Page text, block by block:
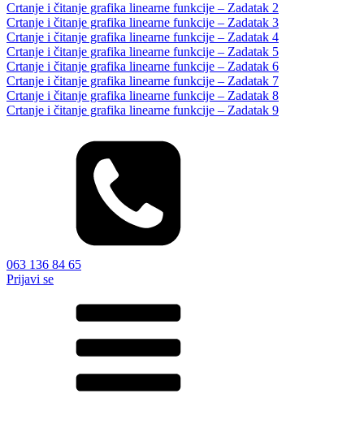
Crtanje i čitanje grafika linearne funkcije – Zadatak 2
Crtanje i čitanje grafika linearne funkcije – Zadatak 3
Crtanje i čitanje grafika linearne funkcije – Zadatak 4
Crtanje i čitanje grafika linearne funkcije – Zadatak 5
Crtanje i čitanje grafika linearne funkcije – Zadatak 6
Crtanje i čitanje grafika linearne funkcije – Zadatak 7
Crtanje i čitanje grafika linearne funkcije – Zadatak 8
Crtanje i čitanje grafika linearne funkcije – Zadatak 9
063 136 84 65
Prijavi se